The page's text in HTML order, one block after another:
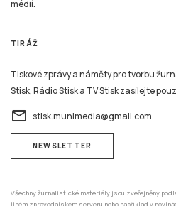
médií.
TIRÁŽ
Tiskové zprávy a náměty pro tvorbu
Stisk, Rádio Stisk a TV Stisk zasílejte
email stisk.munimedia@gmail.com
NEWSLETTER
Všechny žurnalistické materiály jsou zveřejněny